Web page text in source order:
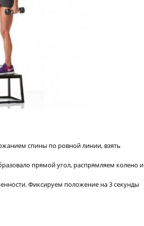
спины по ровной линии, взять
прямой угол, распрямляем колено и
Фиксируем положение на 3 секунды